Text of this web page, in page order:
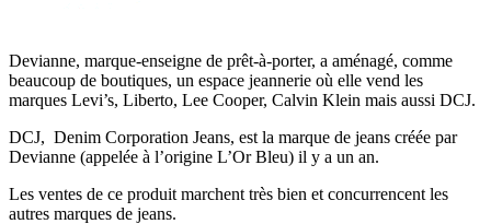
Devianne, marque-enseigne de prêt-à-porter, a aménagé, comme
beaucoup de boutiques, un espace jeannerie où elle vend les
marques Levi’s, Liberto, Lee Cooper, Calvin Klein mais aussi DCJ.
DCJ, Denim Corporation Jeans, est la marque de jeans créée par
Devianne (appelée à l’origine L’Or Bleu) il y a un an.
Les ventes de ce produit marchent très bien et concurrencent les
autres marques de jeans.